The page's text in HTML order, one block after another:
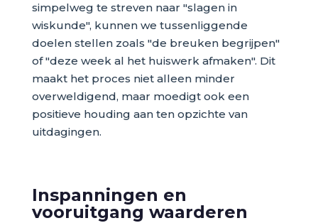
simpelweg te streven naar "slagen in
wiskunde", kunnen we tussenliggende
doelen stellen zoals "de breuken begrijpen"
of "deze week al het huiswerk afmaken". Dit
maakt het proces niet alleen minder
overweldigend, maar moedigt ook een
positieve houding aan ten opzichte van
uitdagingen.
Inspanningen en
vooruitgang waarderen